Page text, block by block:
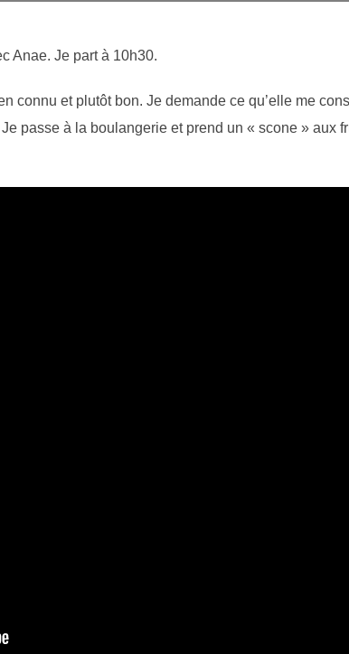
Anae. Je part à 10h30.
connu et plutôt bon. Je demande ce qu’elle me
passe à la boulangerie et prend un « scone » aux